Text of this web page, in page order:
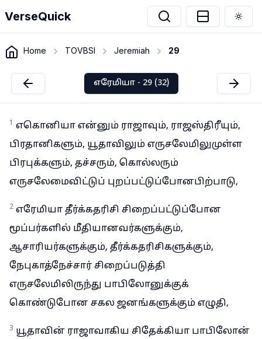
VerseQuick
Home TOVBSI Jeremiah 29
எரேமியா - 29 (32)
1 எகொனியா என்னும் ராஜாவும், ராஜஸ்திரீயும்,
பிரதானிகளும், யூதாவிலும் எருசலேமிலுமுள்ள
பிரபுக்களும், தச்சரும், கொல்லரும்
எருசலேமைவிட்டுப் புறப்பட்டுப்போனபிற்பாடு,
2 எரேமியா தீர்க்கதரிசி சிறைப்பட்டுப்போன
மூப்பர்களில் மீதியானவர்களுக்கும்,
ஆசாரியர்களுக்கும், தீர்க்கதரிசிகளுக்கும்,
நேபுகாத்நேச்சார் சிறைப்படுத்தி
எருசலேமிலிருந்து பாபிலோனுக்குக்
கொண்டுபோன சகல ஜனங்களுக்கும் எழுதி,
3 யூதாவின் ராஜாவாகிய சிதேக்கியா பாபிலோன்